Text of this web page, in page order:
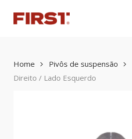
main
Home Pivôs de suspensão
Direito / Lado Esquerdo